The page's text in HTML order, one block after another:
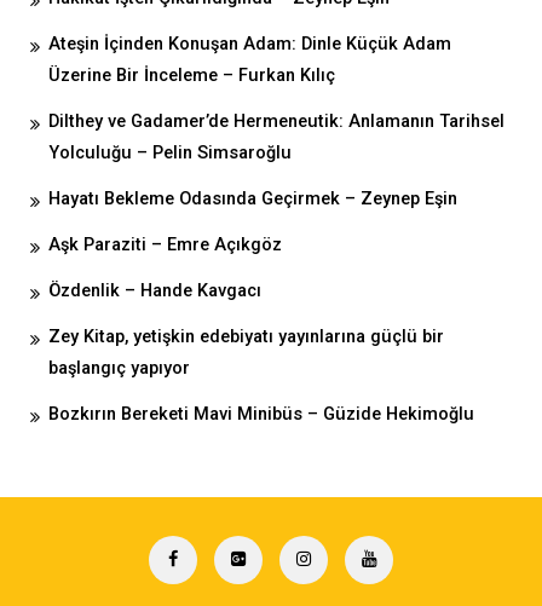
Ateşin İçinden Konuşan Adam: Dinle Küçük Adam
Üzerine Bir İnceleme – Furkan Kılıç
Dilthey ve Gadamer’de Hermeneutik: Anlamanın Tarihsel
Yolculuğu – Pelin Simsaroğlu
Hayatı Bekleme Odasında Geçirmek – Zeynep Eşin
Aşk Paraziti – Emre Açıkgöz
Özdenlik – Hande Kavgacı
Zey Kitap, yetişkin edebiyatı yayınlarına güçlü bir
başlangıç yapıyor
Bozkırın Bereketi Mavi Minibüs – Güzide Hekimoğlu